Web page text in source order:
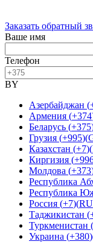
Заказать обратный
Ваше имя
Телефон
BY
Азербайджан (
Армения (+374
Беларусь (+375
Грузия (+995)(
Казахстан (+7)(
Киргизия (
Молдова (+373
Республика
Республика
Россия (+7)(RU
Таджикистан (
Туркменистан (
Украина (+380)